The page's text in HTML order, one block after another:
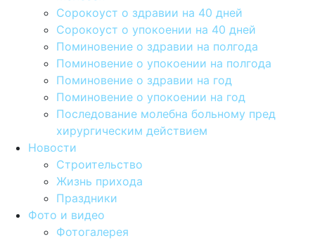
Сорокоуст о здравии на 40 дней
Сорокоуст о упокоении на 40 дней
Поминовение о здравии на полгода
Поминовение о упокоении на полгода
Поминовение о здравии на год
Поминовение о упокоении на год
Последование молебна больному пред
хирургическим действием
Новости
Строительство
Жизнь прихода
Праздники
Фото и видео
Фотогалерея